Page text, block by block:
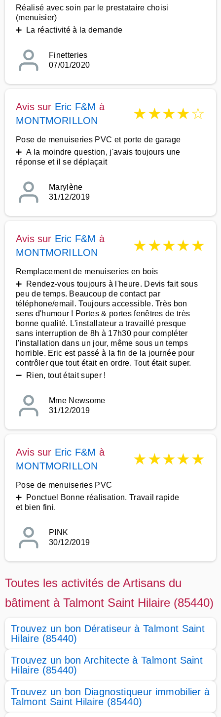
Réalisé avec soin par le prestataire choisi
(menuisier)
➕ La réactivité à la demande
Finetteries
07/01/2020
Avis sur Eric F&M à
MONTMORILLON
★★★★☆
Pose de menuiseries PVC et porte de garage
➕ A la moindre question, j'avais toujours une
réponse et il se déplaçait
Marylène
31/12/2019
Avis sur Eric F&M à
MONTMORILLON
★★★★★
Remplacement de menuiseries en bois
➕ Rendez-vous toujours à l'heure. Devis fait sous
peu de temps. Beaucoup de contact par
téléphone/email. Toujours accessible. Très bon
sens d'humour ! Portes & portes fenêtres de très
bonne qualité. L'installateur a travaillé presque
sans interruption de 8h à 17h30 pour compléter
l'installation dans un jour, même sous un temps
horrible. Eric est passé à la fin de la journée pour
contrôler que tout était en ordre. Tout était super.
➖ Rien, tout était super !
Mme Newsome
31/12/2019
Avis sur Eric F&M à
MONTMORILLON
★★★★★
Pose de menuiseries PVC
➕ Ponctuel Bonne réalisation. Travail rapide
et bien fini.
PINK
30/12/2019
Toutes les activités de Artisans du
bâtiment à Talmont Saint Hilaire (85440)
Trouvez un bon Dératiseur à Talmont Saint
Hilaire (85440)
Trouvez un bon Architecte à Talmont Saint
Hilaire (85440)
Trouvez un bon Diagnostiqueur immobilier à
Talmont Saint Hilaire (85440)